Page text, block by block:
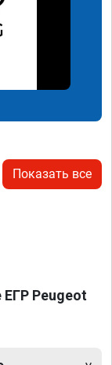
Показать все
Peugeot